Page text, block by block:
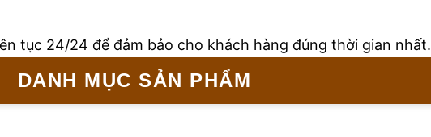
tục 24/24 để đảm bảo cho khách hàng đúng thời gian nhất.
DANH MỤC SẢN PHẨM